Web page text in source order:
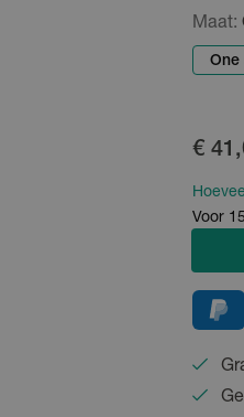
Maat:
One
€
Voor